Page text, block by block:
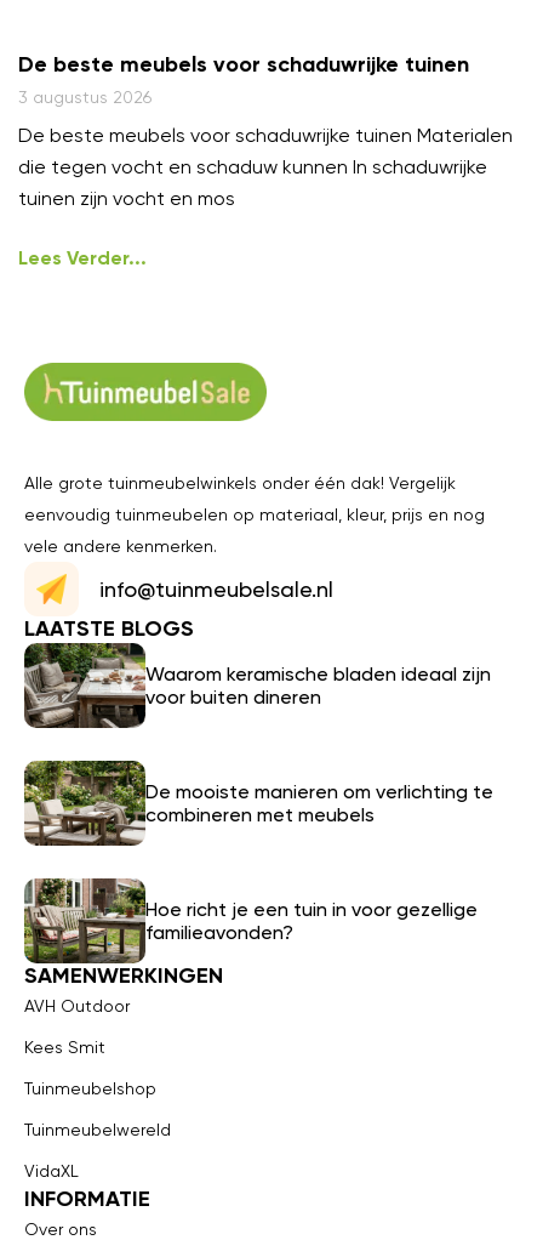
De beste meubels voor schaduwrijke tuinen
3 augustus 2026
De beste meubels voor schaduwrijke tuinen Materialen
die tegen vocht en schaduw kunnen In schaduwrijke
tuinen zijn vocht en mos
Lees Verder...
Alle grote tuinmeubelwinkels onder één dak! Vergelijk
eenvoudig tuinmeubelen op materiaal, kleur, prijs en nog
vele andere kenmerken.
info@tuinmeubelsale.nl
LAATSTE BLOGS
Waarom keramische bladen ideaal zijn
voor buiten dineren
De mooiste manieren om verlichting te
combineren met meubels
Hoe richt je een tuin in voor gezellige
familieavonden?
SAMENWERKINGEN
AVH Outdoor
Kees Smit
Tuinmeubelshop
Tuinmeubelwereld
VidaXL
INFORMATIE
Over ons